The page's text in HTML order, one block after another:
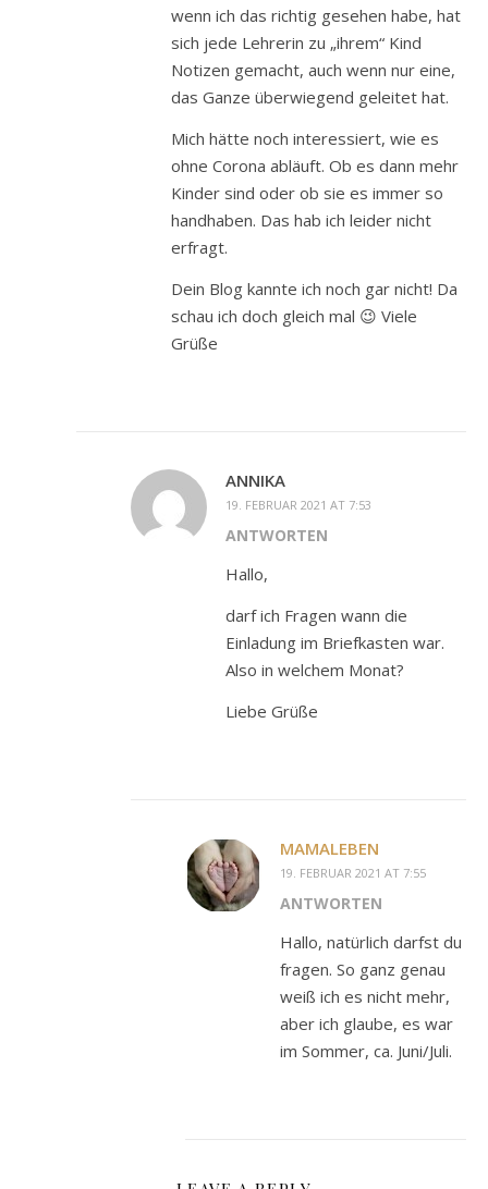
wenn ich das richtig gesehen habe, hat
sich jede Lehrerin zu „ihrem“ Kind
Notizen gemacht, auch wenn nur eine,
das Ganze überwiegend geleitet hat.
Mich hätte noch interessiert, wie es
ohne Corona abläuft. Ob es dann mehr
Kinder sind oder ob sie es immer so
handhaben. Das hab ich leider nicht
erfragt.
Dein Blog kannte ich noch gar nicht! Da
schau ich doch gleich mal 😉 Viele
Grüße
ANNIKA
19. FEBRUAR 2021 AT 7:53
ANTWORTEN
Hallo,
darf ich Fragen wann die
Einladung im Briefkasten war.
Also in welchem Monat?
Liebe Grüße
MAMALEBEN
19. FEBRUAR 2021 AT 7:55
ANTWORTEN
Hallo, natürlich darfst du
fragen. So ganz genau
weiß ich es nicht mehr,
aber ich glaube, es war
im Sommer, ca. Juni/Juli.